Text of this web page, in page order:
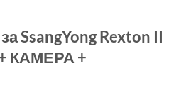
SsangYong Rexton II
КАМЕРА +